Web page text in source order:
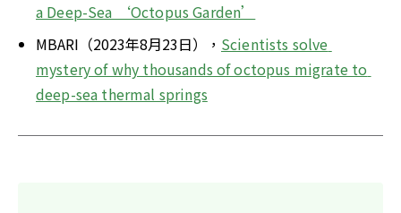
a Deep-Sea ‘Octopus Garden’
MBARI（2023年8月23日）， Scientists solve
mystery of why thousands of octopus migrate to
deep-sea thermal springs